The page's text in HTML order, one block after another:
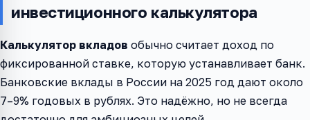
инвестиционного калькулятора
Калькулятор вкладов обычно считает доход по
фиксированной ставке, которую устанавливает банк.
Банковские вклады в России на 2025 год дают около
7–9% годовых в рублях. Это надёжно, но не всегда